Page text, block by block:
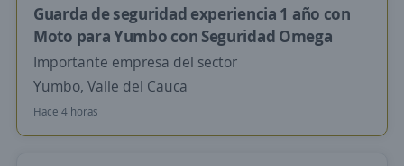
Guarda de seguridad experiencia 1 año con
Moto para Yumbo con Seguridad Omega
Importante empresa del sector
Yumbo, Valle del Cauca
Hace 4 horas